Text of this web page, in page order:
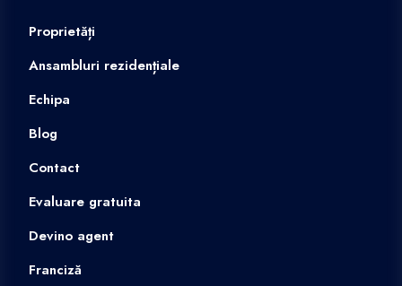
Proprietăți
Ansambluri rezidențiale
Echipa
Blog
Contact
Evaluare gratuita
Devino agent
Franciză